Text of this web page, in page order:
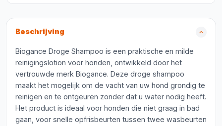
Beschrijving
Biogance Droge Shampoo is een praktische en milde
reinigingslotion voor honden, ontwikkeld door het
vertrouwde merk Biogance. Deze droge shampoo
maakt het mogelijk om de vacht van uw hond grondig te
reinigen en te ontgeuren zonder dat u water nodig heeft.
Het product is ideaal voor honden die niet graag in bad
gaan, voor snelle opfrisbeurten tussen twee wasbeurten